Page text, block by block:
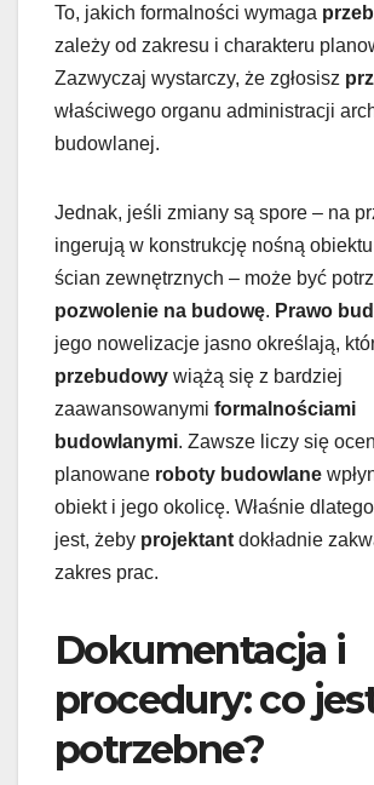
To, jakich formalności wymaga
zależy od zakresu i charakteru
Zazwyczaj wystarczy, że zgłosisz
właściwego organu administracji
budowlanej.
Jednak, jeśli zmiany są spore – na
ingerują w konstrukcję nośną
ścian zewnętrznych – może być
pozwolenie na budowę. Prawo
jego nowelizacje jasno określają,
przebudowy wiążą się z bardziej
zaawansowanymi formalnościami
budowlanymi. Zawsze liczy się
planowane roboty budowlane
obiekt i jego okolicę. Właśnie
jest, żeby projektant dokładnie
zakres prac.
Dokumentacja i
procedury: co
potrzebne?